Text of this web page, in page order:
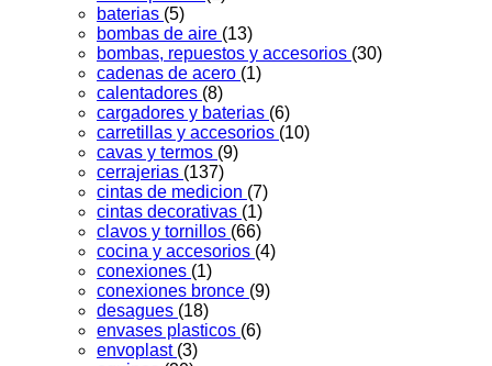
baterias (5)
bombas de aire (13)
bombas, repuestos y accesorios (30)
cadenas de acero (1)
calentadores (8)
cargadores y baterias (6)
carretillas y accesorios (10)
cavas y termos (9)
cerrajerias (137)
cintas de medicion (7)
cintas decorativas (1)
clavos y tornillos (66)
cocina y accesorios (4)
conexiones (1)
conexiones bronce (9)
desagues (18)
envases plasticos (6)
envoplast (3)